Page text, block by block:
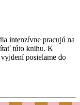
intenzívne pracujú na
túto knihu. K
posielame do